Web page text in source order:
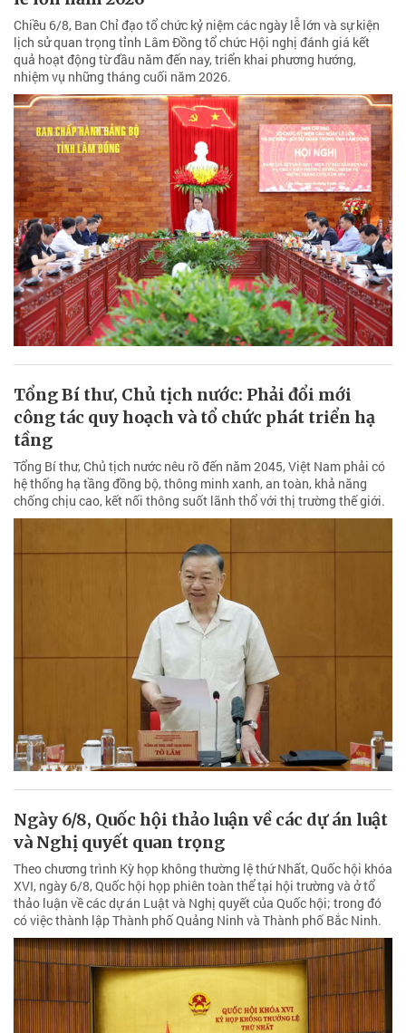
Chiều 6/8, Ban Chỉ đạo tổ chức kỷ niệm các ngày lễ lớn và sự kiện
lịch sử quan trọng tỉnh Lâm Đồng tổ chức Hội nghị đánh giá kết
quả hoạt động từ đầu năm đến nay, triển khai phương hướng,
nhiệm vụ những tháng cuối năm 2026.
Tổng Bí thư, Chủ tịch nước: Phải đổi mới
công tác quy hoạch và tổ chức phát triển hạ
tầng
Tổng Bí thư, Chủ tịch nước nêu rõ đến năm 2045, Việt Nam phải có
hệ thống hạ tầng đồng bộ, thông minh xanh, an toàn, khả năng
chống chịu cao, kết nối thông suốt lãnh thổ với thị trường thế giới.
Ngày 6/8, Quốc hội thảo luận về các dự án luật
và Nghị quyết quan trọng
Theo chương trình Kỳ họp không thường lệ thứ Nhất, Quốc hội khóa
XVI, ngày 6/8, Quốc hội họp phiên toàn thể tại hội trường và ở tổ
thảo luận về các dự án Luật và Nghị quyết của Quốc hội; trong đó
có việc thành lập Thành phố Quảng Ninh và Thành phố Bắc Ninh.